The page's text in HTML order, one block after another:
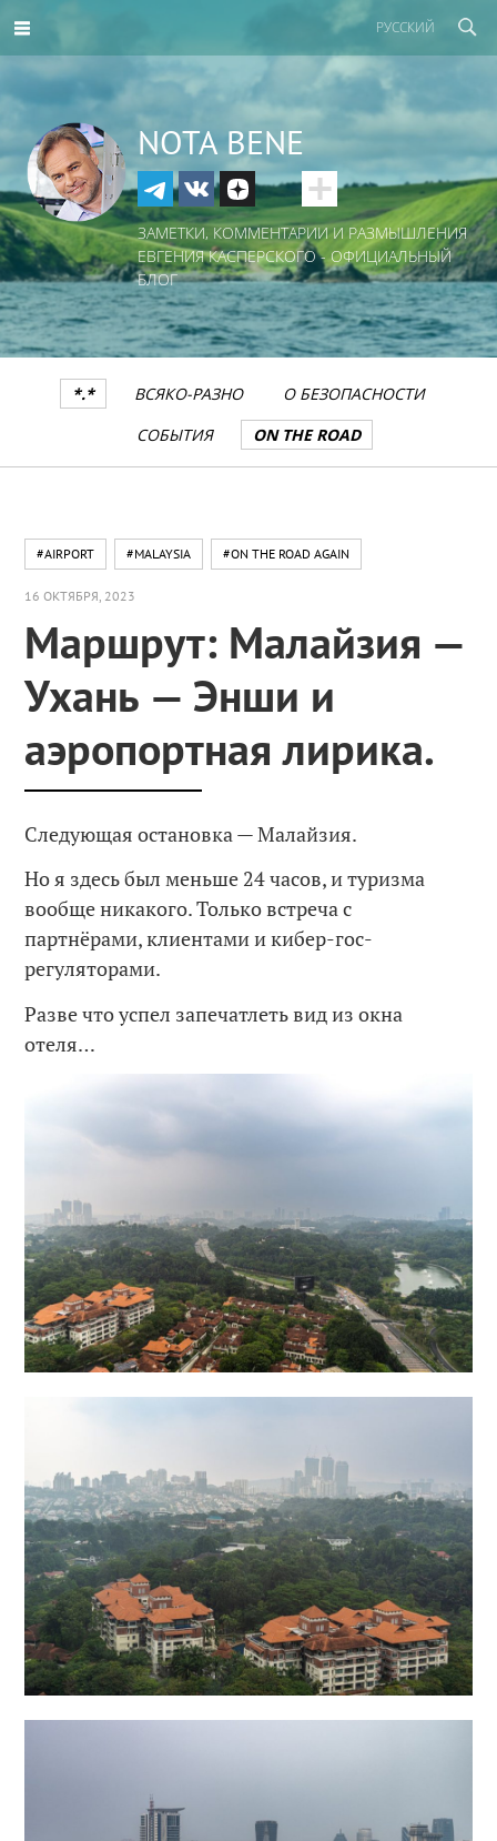
РУССКИЙ
NOTA BENE
ЗАМЕТКИ, КОММЕНТАРИИ И РАЗМЫШЛЕНИЯ
ЕВГЕНИЯ КАСПЕРСКОГО - ОФИЦИАЛЬНЫЙ
БЛОГ
*.* ВСЯКО-РАЗНО
О БЕЗОПАСНОСТИ
СОБЫТИЯ
ON THE ROAD
#AIRPORT #MALAYSIA #ON THE ROAD AGAIN
16 ОКТЯБРЯ, 2023
Маршрут: Малайзия —
Ухань — Энши и
аэропортная лирика.
Следующая остановка — Малайзия.
Но я здесь был меньше 24 часов, и туризма
вообще никакого. Только встреча с
партнёрами, клиентами и кибер-гос-
регуляторами.
Разве что успел запечатлеть вид из окна
отеля…